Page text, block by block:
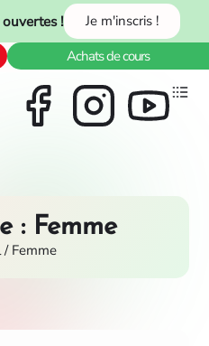
!
Je m'inscris !
Achats de cours
: Femme
/ Femme